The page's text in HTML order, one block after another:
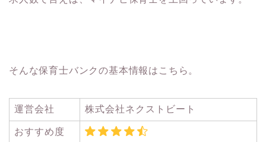
そんな保育士バンクの基本情報はこちら。
運営会社 株式会社ネクストビート
おすすめ度